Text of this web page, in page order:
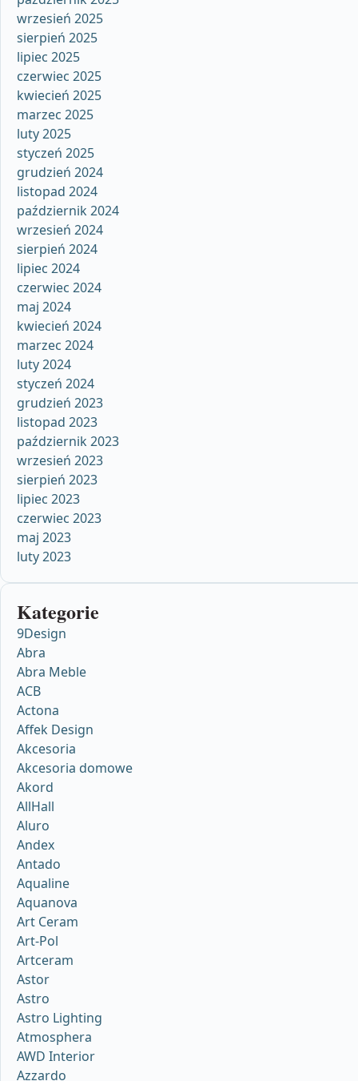
wrzesień 2025
sierpień 2025
lipiec 2025
czerwiec 2025
kwiecień 2025
marzec 2025
luty 2025
styczeń 2025
grudzień 2024
listopad 2024
październik 2024
wrzesień 2024
sierpień 2024
lipiec 2024
czerwiec 2024
maj 2024
kwiecień 2024
marzec 2024
luty 2024
styczeń 2024
grudzień 2023
listopad 2023
październik 2023
wrzesień 2023
sierpień 2023
lipiec 2023
czerwiec 2023
maj 2023
luty 2023
Kategorie
9Design
Abra
Abra Meble
ACB
Actona
Affek Design
Akcesoria
Akcesoria domowe
Akord
AllHall
Aluro
Andex
Antado
Aqualine
Aquanova
Art Ceram
Art-Pol
Artceram
Astor
Astro
Astro Lighting
Atmosphera
AWD Interior
Azzardo